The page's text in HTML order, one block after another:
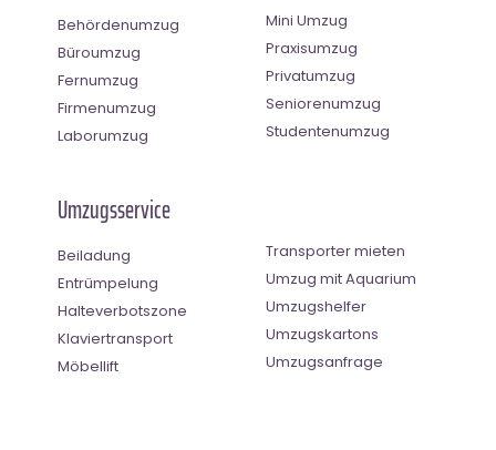
Behördenumzug
Büroumzug
Fernumzug
Firmenumzug
Laborumzug
Mini Umzug
Praxisumzug
Privatumzug
Seniorenumzug
Studentenumzug
Umzugsservice
Beiladung
Entrümpelung
Halteverbotszone
Klaviertransport
Möbellift
Transporter mieten
Umzug mit Aquarium
Umzugshelfer
Umzugskartons
Umzugsanfrage